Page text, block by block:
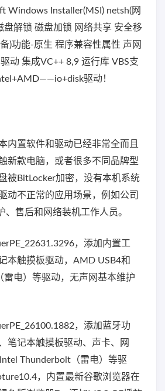
Windows Installer(MSI) netsh(网
盘解锁 磁盘加锁 网络共享 安全移
)功能-原生 程序兼容性属性 声网
动 集成VC++ 8,9 运行库 VBS支
驱动！
内置软件和驱动已经非常全而且
新款电脑，或者很多不同品牌型
被BitLocker加密，没有本机系统
动不正常的应用场景，例如公司
、售后和网络装机工作人员。
，添加内置工
本触摸板驱动，AMD USB4和
雷电）等驱动，无声网基本维护
，添加蓝牙功
笔记本触摸板驱动、声卡、网
Thunderbolt（雷电）等驱
，内置最新谷歌浏览器在